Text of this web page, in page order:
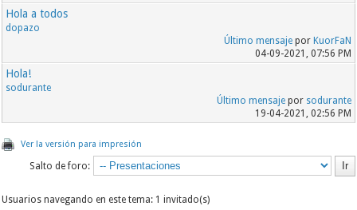
Hola a todos
dopazo
Último mensajepor KuorFaN
04-09-2021, 07:56 PM
Hola!
sodurante
Último mensajepor sodurante
19-04-2021, 02:56 PM
Ver la versión para impresión
Salto de foro:
Usuarios navegando en este tema: 1 invitado(s)